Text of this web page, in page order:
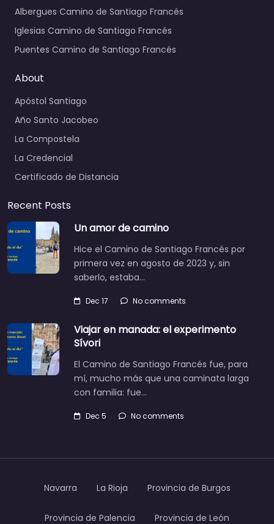
Albergues Camino de Santiago Francés
Iglesias Camino de Santiago Francés
Puentes Camino de Santiago Francés
About
Apóstol Santiago
Año Santo Jacobeo
La Compostela
La Credencial
Certificado de Distancia
Recent Posts
Un amor de camino
Hice el Camino de Santiago Francés por
primera vez en agosto de 2023 y, sin
saberlo, estaba…
Dec 17 No comments
Viajar en manada: el experimento
Sívori
El Camino de Santiago Francés fue, para
mí, mucho más que una caminata larga
con familia: fue…
Dec 5 No comments
Navarra La Rioja Provincia de Burgos
Provincia de Palencia Provincia de León